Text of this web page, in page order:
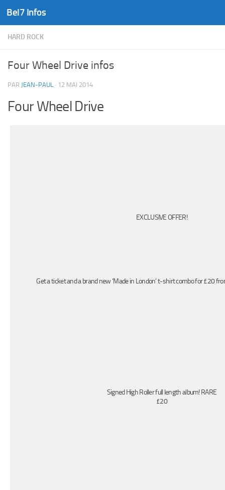
Skip to content
Bel7 Infos
HARD ROCK
Four Wheel Drive infos
PAR JEAN-PAUL · 12 MAI 2014
Four Wheel Drive
EXCLUSIVE OFFER!
Get a ticket and a brand new ‘Made in London’ t-shirt combo for £20
Signed High Roller full length album! RARE
£20